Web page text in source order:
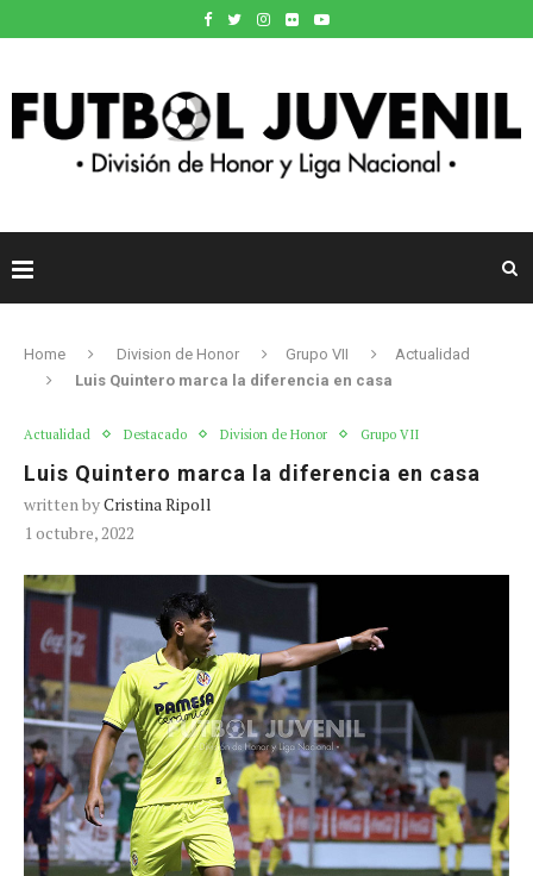
Home Division de Honor Grupo VII
Actualidad
Luis Quintero marca la diferencia en casa
Actualidad Destacado Division de Honor Grupo VII
Luis Quintero marca la diferencia en casa
written byCristina Ripoll
1 octubre, 2022